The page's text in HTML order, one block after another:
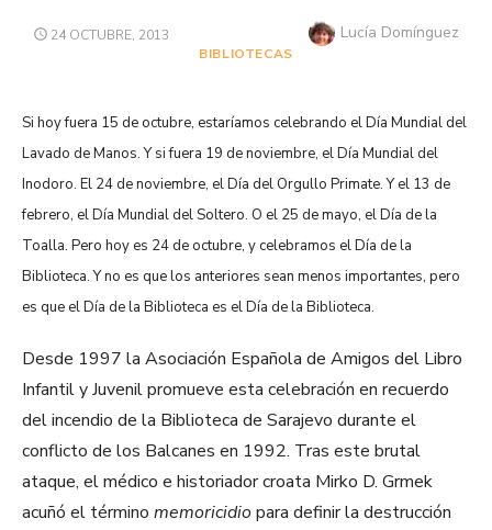
PUBLICADO
24 OCTUBRE, 2013 Autor
Lucía Domínguez
BIBLIOTECAS
Si hoy fuera 15 de octubre, estaríamos celebrando el Día Mundial del
Lavado de Manos. Y si fuera 19 de noviembre, el Día Mundial del
Inodoro. El 24 de noviembre, el Día del Orgullo Primate. Y el 13 de
febrero, el Día Mundial del Soltero. O el 25 de mayo, el Día de la
Toalla. Pero hoy es 24 de octubre, y celebramos el Día de la
Biblioteca. Y no es que los anteriores sean menos importantes, pero
es que el Día de la Biblioteca es el Día de la Biblioteca.
Desde 1997 la Asociación Española de Amigos del Libro
Infantil y Juvenil promueve esta celebración en recuerdo
del incendio de la Biblioteca de Sarajevo durante el
conflicto de los Balcanes en 1992. Tras este brutal
ataque, el médico e historiador croata Mirko D. Grmek
acuñó el término memoricidiopara definir la destrucción